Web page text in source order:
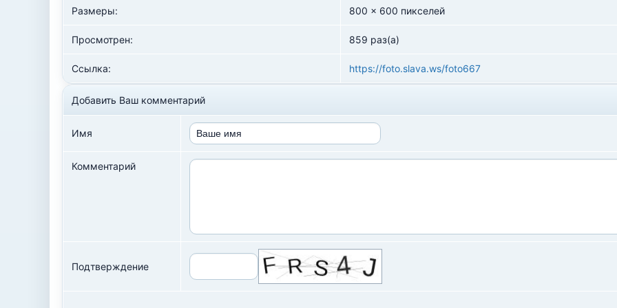
Размеры: 800 x 600 пикселей
Просмотрен: 859 раз(а)
Ссылка: https://foto.slava.ws/foto667
Добавить Ваш комментарий
Имя
Комментарий
Подтверждение